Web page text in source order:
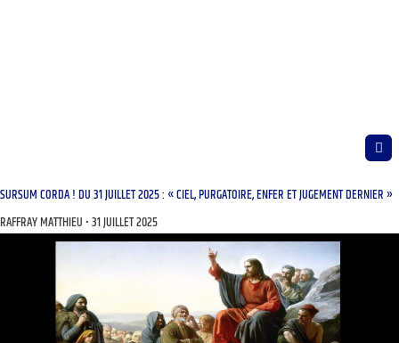
SURSUM CORDA ! DU 31 JUILLET 2025 : « CIEL, PURGATOIRE, ENFER ET JUGEMENT DERNIER »
RAFFRAY MATTHIEU 31 JUILLET 2025